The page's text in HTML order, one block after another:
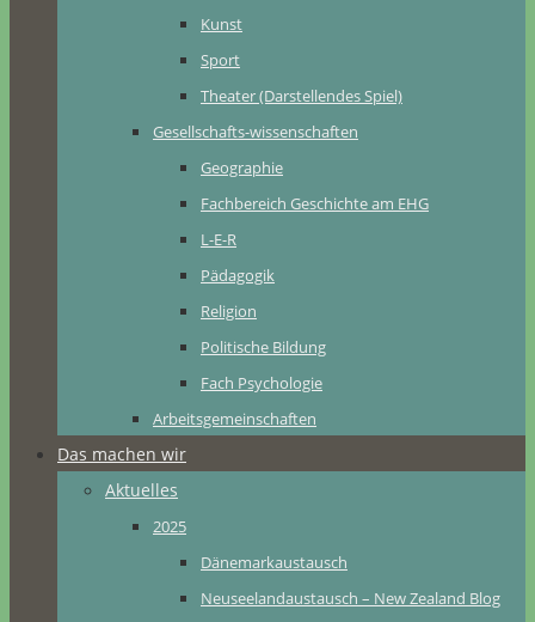
Kunst
Sport
Theater (Darstellendes Spiel)
Gesellschafts-wissenschaften
Geographie
Fachbereich Geschichte am EHG
L-E-R
Pädagogik
Religion
Politische Bildung
Fach Psychologie
Arbeitsgemeinschaften
Das machen wir
Aktuelles
2025
Dänemarkaustausch
Neuseelandaustausch – New Zealand Blog